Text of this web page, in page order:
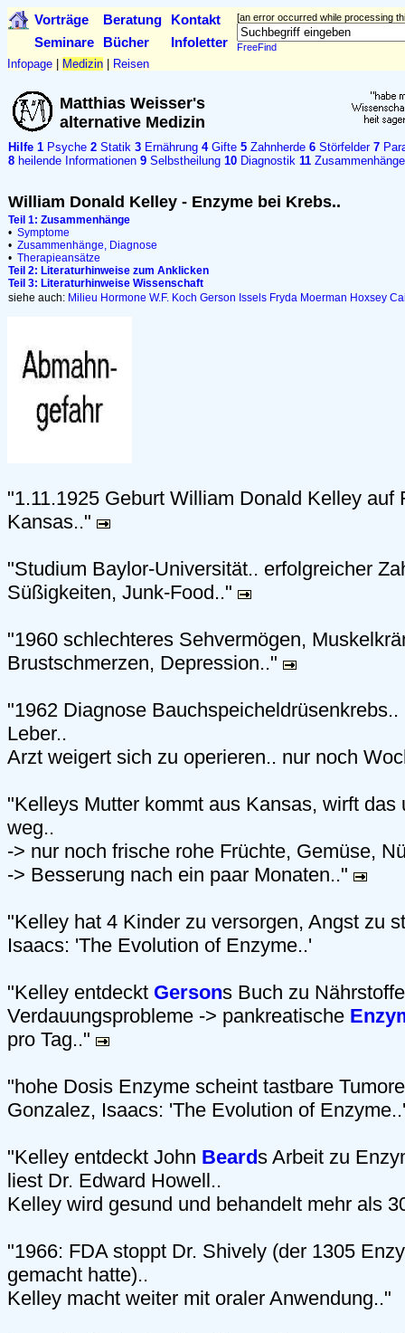
Vorträge Beratung Kontakt [an error occurred while processing
FreeFind
Seminare Bücher Infoletter
Infopage Medizin Reisen
Matthias Weisser's
alternative Medizin
Hilfe 1 Psyche 2 Statik 3 Ernährung 4Gifte 5 Zahnherde 6 Störfelder 7
8 heilende Informationen 9 Selbstheilung 10 Diagnostik 11 Zusammenhänge
William Donald Kelley - Enzyme bei Krebs..
Teil 1: Zusammenhänge
• Symptome
• Zusammenhänge, Diagnose
• Therapieansätze
Teil 2: Literaturhinweise zum Anklicken
Teil 3: Literaturhinweise Wissenschaft
siehe auch: Milieu Hormone W.F. Koch Gerson Issels Fryda Moerman Hoxsey
"1.11.1925 Geburt William Donald Kelley auf
Kansas.."
"Studium Baylor-Universität.. erfolgreicher
Süßigkeiten, Junk-Food.."
"1960 schlechteres Sehvermögen,
Brustschmerzen, Depression.."
"1962 Diagnose
Leber..
Arzt weigert sich zu operieren.. nur noch
"Kelleys Mutter kommt aus Kansas, wirft das
weg..
-> nur noch frische rohe Früchte, Gemüse,
-> Besserung nach ein paar Monaten.."
"Kelley hat 4 Kinder zu versorgen, Angst zu
Isaacs: 'The Evolution of Enzyme..'
"Kelley entdeckt Gersons Buch zu
Verdauungsprobleme -> pankreatische
pro Tag.."
"hohe Dosis Enzyme scheint tastbare
Gonzalez, Isaacs: 'The Evolution of Enzyme..'
"Kelley entdeckt John Beards Arbeit zu
liest Dr. Edward Howell..
Kelley wird gesund und behandelt mehr als
"1966: FDA stoppt Dr. Shively (der 1305
gemacht hatte)..
Kelley macht weiter mit oraler Anwendung.."